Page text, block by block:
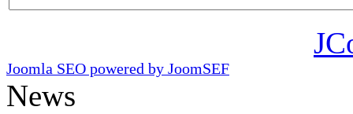
Joomla SEO powered by JoomSEF
News